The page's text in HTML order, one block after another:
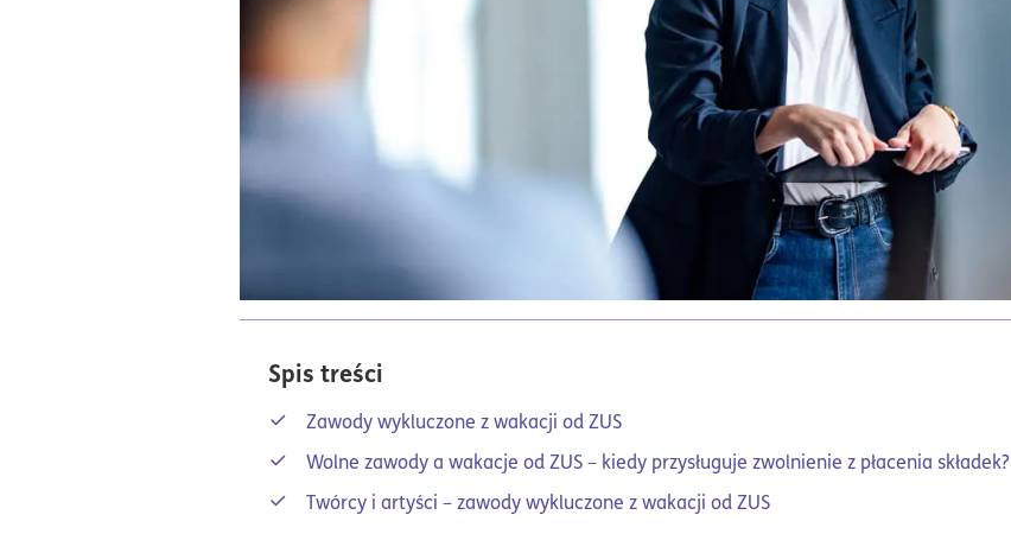
Spis treści
Zawody wykluczone z wakacji od ZUS
Wolne zawody a wakacje od ZUS – kiedy przysługuje zwolnienie z płacenia składek?
Twórcy i artyści – zawody wykluczone z wakacji od ZUS